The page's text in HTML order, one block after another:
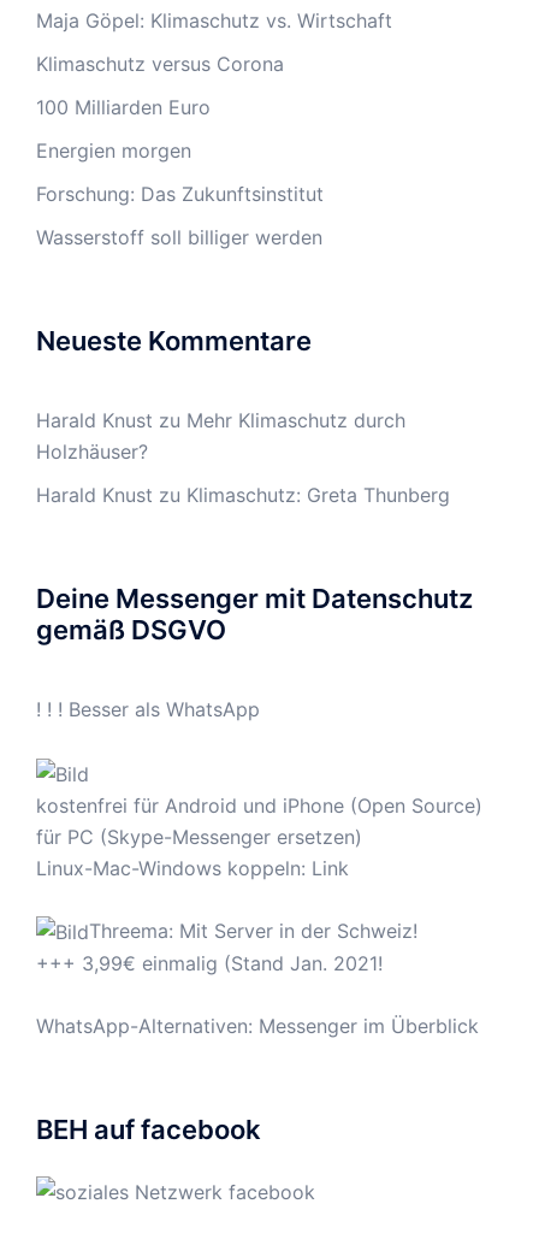
Maja Göpel: Klimaschutz vs. Wirtschaft
Klimaschutz versus Corona
100 Milliarden Euro
Energien morgen
Forschung: Das Zukunftsinstitut
Wasserstoff soll billiger werden
Neueste Kommentare
Harald Knust zu Mehr Klimaschutz durch
Holzhäuser?
Harald Knust zu Klimaschutz: Greta Thunberg
Deine Messenger mit Datenschutz
gemäß DSGVO
! ! ! Besser als WhatsApp
kostenfrei für Android und iPhone (Open Source)
für PC (Skype-Messenger ersetzen)
Linux-Mac-Windows koppeln: Link
Threema: Mit Server in der Schweiz!
+++ 3,99€ einmalig (Stand Jan. 2021!
WhatsApp-Alternativen: Messenger im Überblick
BEH auf facebook